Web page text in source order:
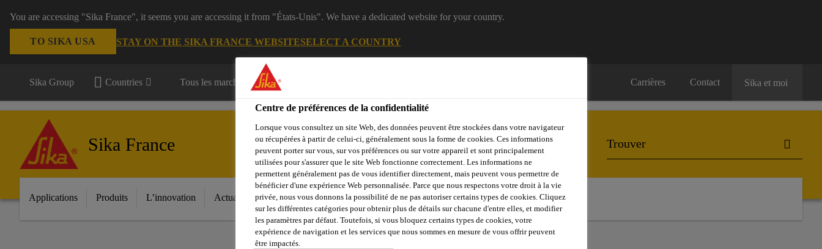
You are accessing "Sika France", it seems you are accessing it from "États-Unis". We have a dedicated website for your country.
TO SIKA USA STAY ON THE SIKA FRANCE WEBSITESELECT A COUNTRY
Sika Group Countries Tous les marchés Carrières Contact Sika et moi
Sika France
Applications Produits L’innovation Actualités Evénements A propos de Sika Sika Academy
Centre de préférences de la confidentialité
Lorsque vous consultez un site Web, des données peuvent être stockées dans votre navigateur
ou récupérées à partir de celui-ci, généralement sous la forme de cookies. Ces informations
peuvent porter sur vous, sur vos préférences ou sur votre appareil et sont principalement
utilisées pour s'assurer que le site Web fonctionne correctement. Les informations ne
permettent généralement pas de vous identifier directement, mais peuvent vous permettre de
bénéficier d'une expérience Web personnalisée. Parce que nous respectons votre droit à la vie
privée, nous vous donnons la possibilité de ne pas autoriser certains types de cookies. Cliquez
sur les différentes catégories pour obtenir plus de détails sur chacune d'entre elles, et modifier
les paramètres par défaut. Toutefois, si vous bloquez certains types de cookies, votre
expérience de navigation et les services que nous sommes en mesure de vous offrir peuvent
être impactés.